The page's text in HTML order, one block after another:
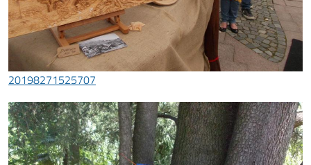
20198271525707